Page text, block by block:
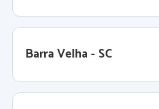
Barra Velha - SC